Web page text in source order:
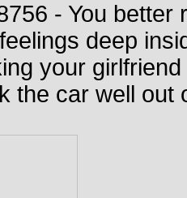
- You better
deep
your
the car well out